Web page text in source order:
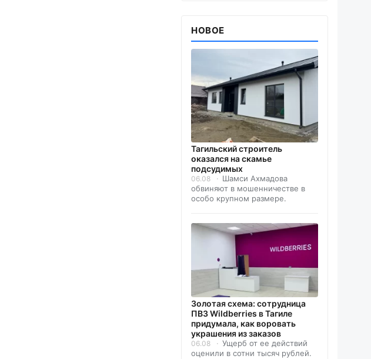
НОВОЕ
Тагильский строитель
оказался на скамье
подсудимых
06.08
Шамси Ахмадова
обвиняют в мошенничестве в
особо крупном размере.
Золотая схема: сотрудница
ПВЗ Wildberries в Тагиле
придумала, как воровать
украшения из заказов
06.08
Ущерб от ее действий
оценили в сотни тысяч рублей.